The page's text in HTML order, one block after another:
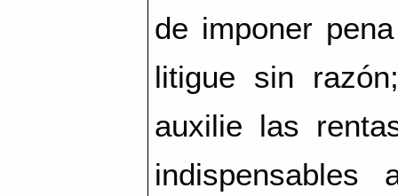
de imponer
litigue sin
auxilie las